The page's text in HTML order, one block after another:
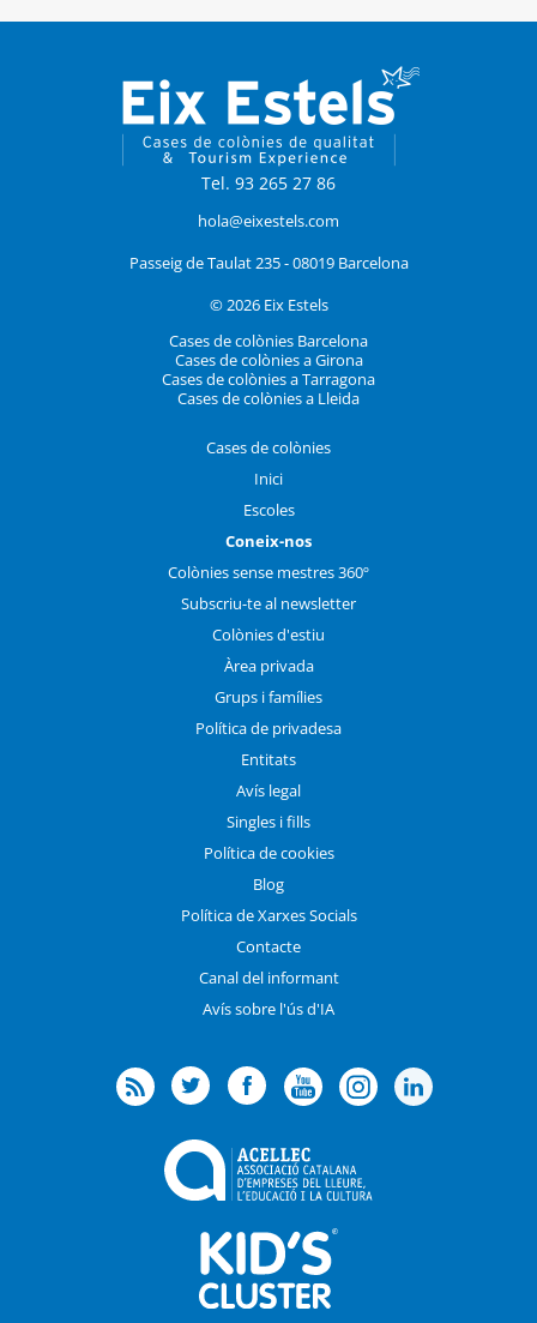
Tel. 93 265 27 86
hola@eixestels.com
Passeig de Taulat 235 - 08019 Barcelona
© 2026 Eix Estels
Cases de colònies Barcelona
Cases de colònies a Girona
Cases de colònies a Tarragona
Cases de colònies a Lleida
Cases de colònies
Inici
Escoles
Coneix-nos
Colònies sense mestres 360º
Subscriu-te al newsletter
Colònies d'estiu
Àrea privada
Grups i famílies
Política de privadesa
Entitats
Avís legal
Singles i fills
Política de cookies
Blog
Política de Xarxes Socials
Contacte
Canal del informant
Avís sobre l'ús d'IA